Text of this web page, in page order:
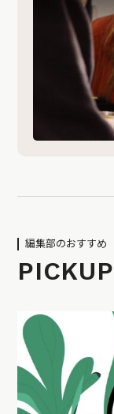
編集部のおすすめ
PICKUP